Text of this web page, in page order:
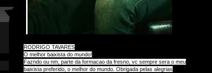
RODRIGO TAVARES
O melhor baixista do mundo!
Fazndo ou nm, parte da formacao da fresno, vc sempre sera o meu
baixista preferido, o melhor do mundo. Obrigada pelas alegrias